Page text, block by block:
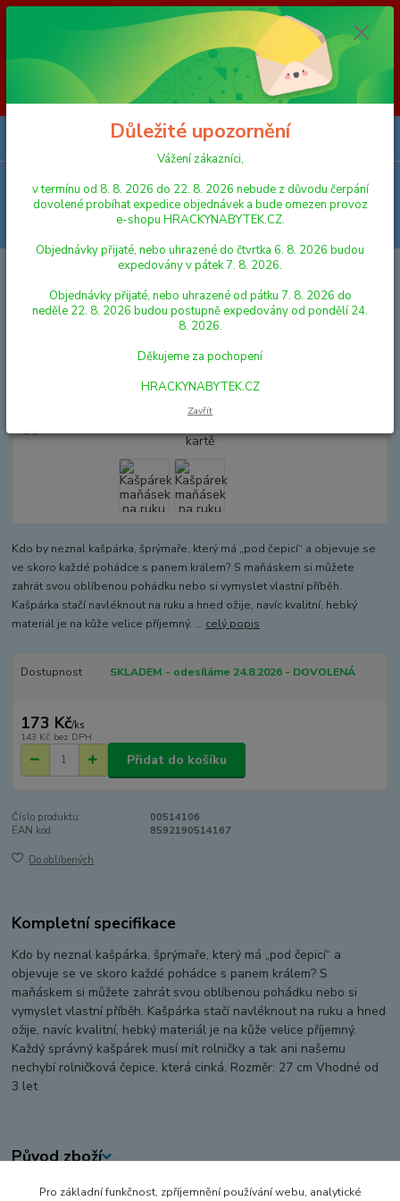
Vážení zákazníci, v termínu od 8. 8. 2026 do 23. 8. 2026 nebude z
důvodu čerpání dovolené probíhat expedice objednávek a bude omezen
provoz e-shopu HRACKYNABYTEK.CZ. Objednávky přijaté, nebo
uhrazené do čtvrtka 6. 8. 2026 budou expedovány v pátek 7. 8. 2026.
Objednávky přijaté, nebo uhrazené od pátku 7. 8. 2026 do neděle 23. 8.
2026 budou postupně expedovány od pondělí 24. 8. 2026. Děkujeme za
pochopení HRACKYNABYTEK.CZ
PLYŠOVÉ HRAČKY
Kašpárek maňásek na ruku plyšový 27 cm s
Kašpárek maňásek na ruku
plyšový 27 cm s rolničkami na
Kdo by neznal kašpárka, šprýmaře, který má „pod čepicí“ a objevuje se
ve skoro každé pohádce s panem králem? S maňáskem si můžete
zahrát svou oblíbenou pohádku nebo si vymyslet vlastní příběh.
Kašpárka stačí navléknout na ruku a hned ožije, navíc kvalitní, hebký
materiál je na kůže velice příjemný. ... celý popis
Dostupnost SKLADEM - odesíláme 24.8.2026 - DOVOLENÁ
173 Kč/ks
143 Kč bez DPH
Přidat do košíku
Číslo produktu:
00514106
EAN kód:
8592190514167
Do oblíbených
Kompletní specifikace
Kdo by neznal kašpárka, šprýmaře, který má „pod čepicí“ a
objevuje se ve skoro každé pohádce s panem králem? S
maňáskem si můžete zahrát svou oblíbenou pohádku nebo si
vymyslet vlastní příběh. Kašpárka stačí navléknout na ruku a hned
ožije, navíc kvalitní, hebký materiál je na kůže velice příjemný.
Každý správný kašpárek musí mít rolničky a tak ani našemu
nechybí rolničková čepice, která cinká. Rozměr: 27 cm Vhodné od
3 let
Původ zboží
Zboží zařazeno v kategoriích
Důležité upozornění
Vážení zákazníci,
v termínu od 8. 8. 2026 do 22. 8. 2026 nebude z důvodu čerpání
dovolené probíhat expedice objednávek a bude omezen provoz
e-shopu HRACKYNABYTEK.CZ.
Objednávky přijaté, nebo uhrazené do čtvrtka 6. 8. 2026 budou
expedovány v pátek 7. 8. 2026.
Objednávky přijaté, nebo uhrazené od pátku 7. 8. 2026 do
neděle 22. 8. 2026 budou postupně expedovány od pondělí 24.
8. 2026.
Děkujeme za pochopení
HRACKYNABYTEK.CZ
Zavřít
Pro základní funkčnost, zpříjemnění používání webu, analytické